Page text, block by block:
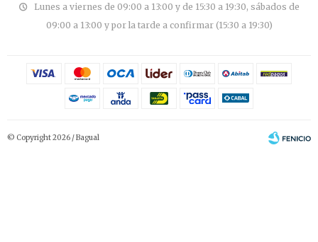
Lunes a viernes de 09:00 a 13:00 y de 15:30 a 19:30, sábados de
09:00 a 13:00 y por la tarde a confirmar (15:30 a 19:30)
© Copyright 2026 / Bagual